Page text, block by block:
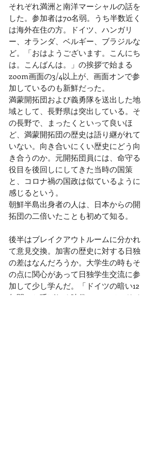
それぞれ満洲と南洋マーシャルの話を
した。参加者は70名弱。うち半数近く
は海外在住の方。ドイツ、ハンガリ
ー、オランダ、ベルギー、ブラジルな
ど。「おはようございます。こんにち
は。こんばんは。」の挨拶で始まる
zoom画面の3/4以上が、画面オンで参
加しているのも新鮮だった。
満蒙開拓団および義勇隊を送出した地
域として、長野県は突出している。そ
の長野で、まったくといって良いほ
ど、満蒙開拓団の歴史は語り継がれて
いない。向き合いにくい歴史にどう向
き合うのか。元開拓団員には、命守る
役目を後回しにしてきた当時の国策
と、コロナ禍の国政は似ているように
感じるという。
朝鮮半島出身者の人は、日本からの開
拓団の二倍いたことも初めて知る。
後半はブレイクアウトルームに分かれ
て意見交換。加害の歴史に対する日独
の差はなんだろうか。大学生の時もそ
の点に関心があって日独学生交流に参
加して少し学んだ。「ドイツの暗い12
年間」と呼ばれる時代について、ドイ